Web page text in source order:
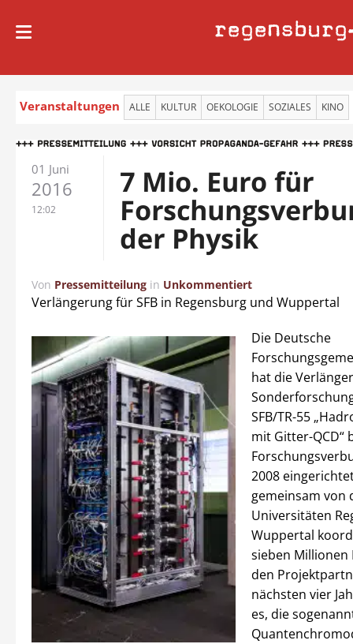
regensburg
Veranstaltungen ALLE KULTUR OEKOLOGIE SOZIALES KINO
01 Juni
2016
12:02
7 Mio. Euro für
der Physik
Von Pressemitteilung in Unkommentiert
Verlängerung für SFB in Regensburg und Wuppertal
Die Deutsche
hat die
SFB/TR-55
mit Gitter-QCD“
2008
gemeinsam von
Universitäten
Wuppertal
sieben Millionen
den
nächsten vier
es, die